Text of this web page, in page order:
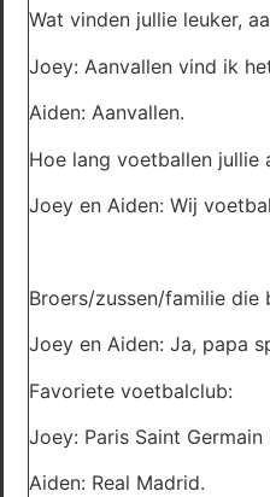
Wat vinden jullie leuker,
Joey: Aanvallen vind ik
Aiden: Aanvallen.
Hoe lang voetballen jullie
Joey en Aiden: Wij
Broers/zussen/familie die
Joey en Aiden: Ja, papa
Favoriete voetbalclub:
Joey: Paris Saint
Aiden: Real Madrid.